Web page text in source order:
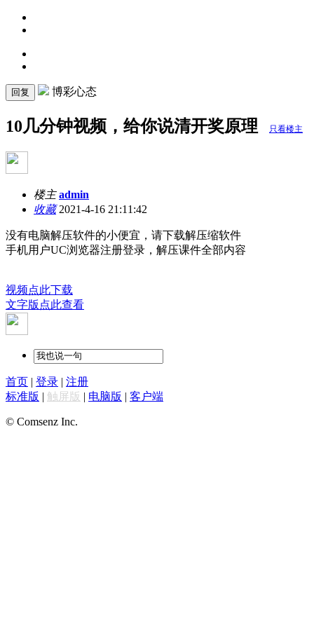
回复 博彩心态
10几分钟视频，给你说清开奖原理 只看楼主
楼主 admin
收藏2021-4-16 21:11:42
没有电脑解压软件的小便宜，请下载解压缩软件
手机用户UC浏览器注册登录，解压课件全部内容
视频点此下载
文字版点此查看
首页 | 登录 | 注册
标准版 | 触屏版 | 电脑版 | 客户端
© Comsenz Inc.